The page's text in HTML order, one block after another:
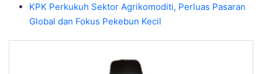
KPK Perkukuh Sektor Agrikomoditi, Perluas Pasaran
Global dan Fokus Pekebun Kecil